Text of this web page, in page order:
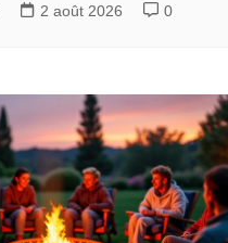
2 août 2026 0